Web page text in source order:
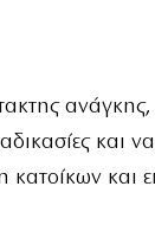
ανάγκης,
και
και